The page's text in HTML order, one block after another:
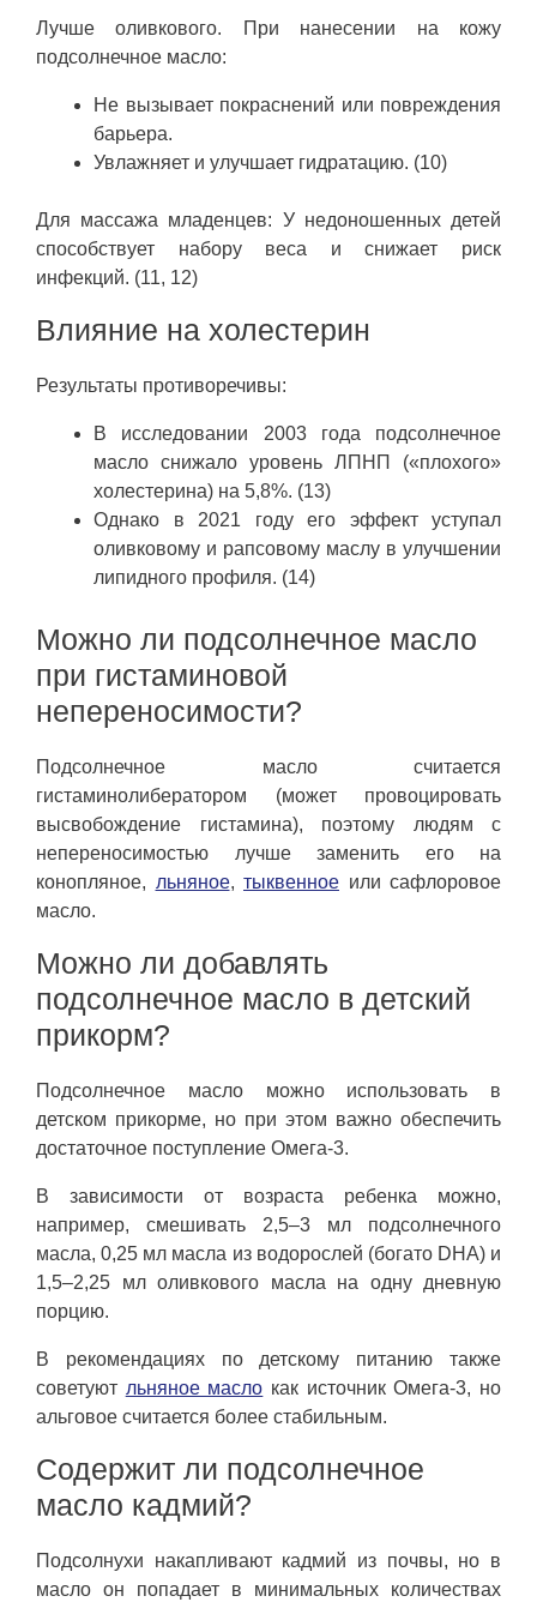
Лучше оливкового. При нанесении на кожу
подсолнечное масло:
Не вызывает покраснений или повреждения
барьера.
Увлажняет и улучшает гидратацию. (10)
Для массажа младенцев: У недоношенных детей
способствует набору веса и снижает риск
инфекций. (11, 12)
Влияние на холестерин
Результаты противоречивы:
В исследовании 2003 года подсолнечное
масло снижало уровень ЛПНП («плохого»
холестерина) на 5,8%. (13)
Однако в 2021 году его эффект уступал
оливковому и рапсовому маслу в улучшении
липидного профиля. (14)
Можно ли подсолнечное масло
при гистаминовой
непереносимости?
Подсолнечное масло считается
гистаминолибератором (может провоцировать
высвобождение гистамина), поэтому людям с
непереносимостью лучше заменить его на
конопляное, льняное, тыквенное или сафлоровое
масло.
Можно ли добавлять
подсолнечное масло в детский
прикорм?
Подсолнечное масло можно использовать в
детском прикорме, но при этом важно обеспечить
достаточное поступление Омега-3.
В зависимости от возраста ребенка можно,
например, смешивать 2,5–3 мл подсолнечного
масла, 0,25 мл масла из водорослей (богато DHA) и
1,5–2,25 мл оливкового масла на одну дневную
порцию.
В рекомендациях по детскому питанию также
советуют льняное масло как источник Омега-3, но
альговое считается более стабильным.
Содержит ли подсолнечное
масло кадмий?
Подсолнухи накапливают кадмий из почвы, но в
масло он попадает в минимальных количествах